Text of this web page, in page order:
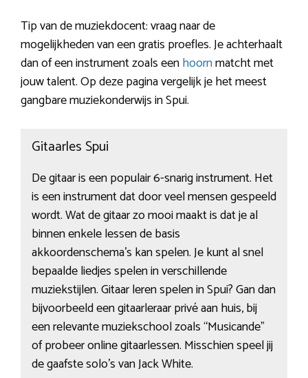
Tip van de muziekdocent: vraag naar de
mogelijkheden van een gratis proefles. Je achterhaalt
dan of een instrument zoals eenhoornmatcht met
jouw talent. Op deze pagina vergelijk je het meest
gangbare muziekonderwijs in Spui.
Gitaarles Spui
De gitaar is een populair 6-snarig instrument. Het
is een instrument dat door veel mensen gespeeld
wordt. Wat de gitaar zo mooi maakt is dat je al
binnen enkele lessen de basis
akkoordenschema’s kan spelen. Je kunt al snel
bepaalde liedjes spelen in verschillende
muziekstijlen. Gitaar leren spelen in Spui? Gan dan
bijvoorbeeld een gitaarleraar privé aan huis, bij
een relevante muziekschool zoals “Musicande”
of probeer online gitaarlessen. Misschien speel jij
de gaafste solo’s van Jack White.